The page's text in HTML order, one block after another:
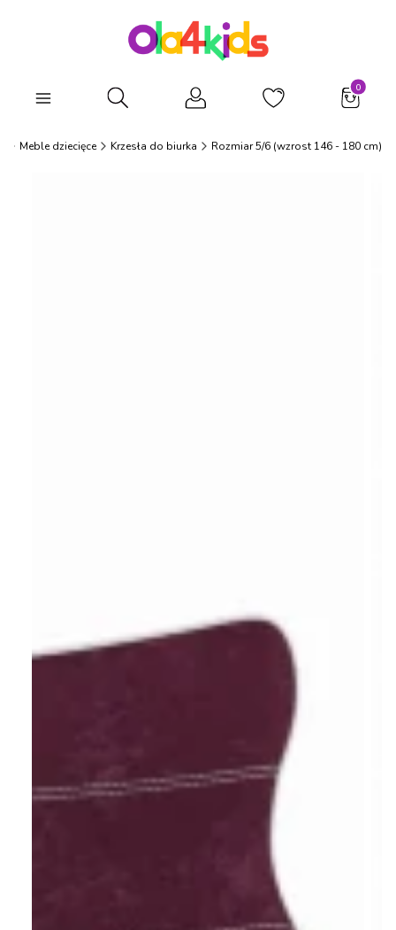
Otwórz wyszukiwarkę
Meble dziecięce Krzesła do biurka Rozmiar 5/6 (wzrost 146 - 180 cm)